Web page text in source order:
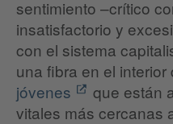
sentimiento –crítico
insatisfactorio y
con el sistema
una fibra en el interior
jóvenes
que están
vitales más cercanas